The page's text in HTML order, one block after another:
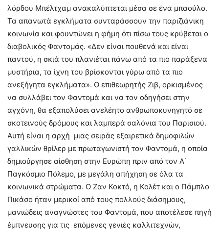
λόρδου Μπέλτχαμ ανακαλύπτεται μέσα σε ένα μπαούλο.
Τα απανωτά εγκλήματα συνταράσσουν την παριζιάνικη
κοινωνία και φουντώνει η φήμη ότι πίσω τους κρύβεται ο
διαβολικός Φαντομάς. «Δεν είναι πουθενά και είναι
παντού, η σκιά του πλανιέται πάνω από τα πιο παράξενα
μυστήρια, τα ίχνη του βρίσκονται γύρω από τα πιο
ανεξήγητα εγκλήματα». Ο επιθεωρητής Ζιβ, ορκισμένος
να συλλάβει τον Φαντομά και να τον οδηγήσει στην
αγχόνη, θα εξαπολύσει ανελέητο ανθρωποκυνηγητό σε
σκοτεινούς δρόμους και λαμπερά σαλόνια του Παρισιού.
Αυτή είναι η αρχή μιας σειράς εξαιρετικά δημοφιλών
γαλλικών θρίλερ με πρωταγωνιστή τον Φαντομά, η οποία
δημιούργησε αίσθηση στην Ευρώπη πριν από τον Α΄
Παγκόσμιο Πόλεμο, με μεγάλη απήχηση σε όλα τα
κοινωνικά στρώματα. Ο Ζαν Κοκτό, η Κολέτ και ο Πάμπλο
Πικάσο ήταν μερικοί από τους πολλούς διάσημους,
μανιώδεις αναγνώστες του Φαντομά, που αποτέλεσε πηγή
έμπνευσης για τις επόμενες γενιές καλλιτεχνών,